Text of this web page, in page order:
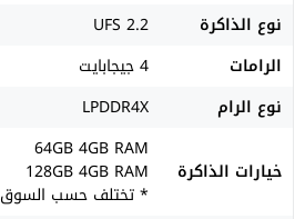
نوع الذاكرة
UFS 2.2
الرامات
4 جيجابايت
نوع الرام
LPDDR4X
خيارات الذاكرة
64GB 4GB RAM
128GB 4GB RAM
* تختلف حسب السوق